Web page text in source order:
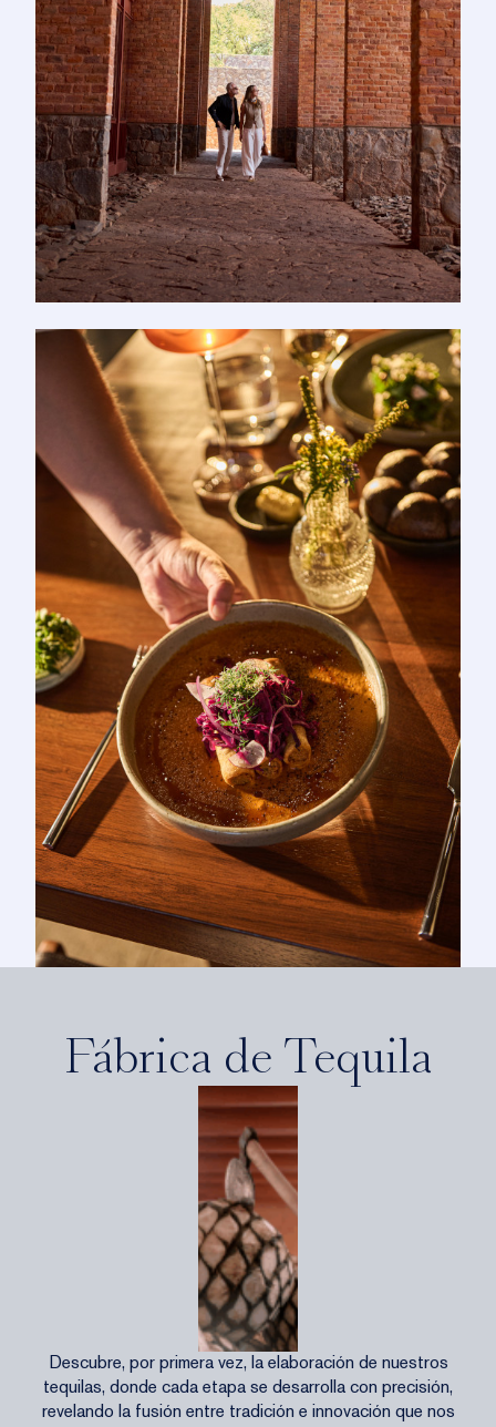
Fábrica de Tequila
Descubre, por primera vez, la elaboración de nuestros
tequilas, donde cada etapa se desarrolla con precisión,
revelando la fusión entre tradición e innovación que nos